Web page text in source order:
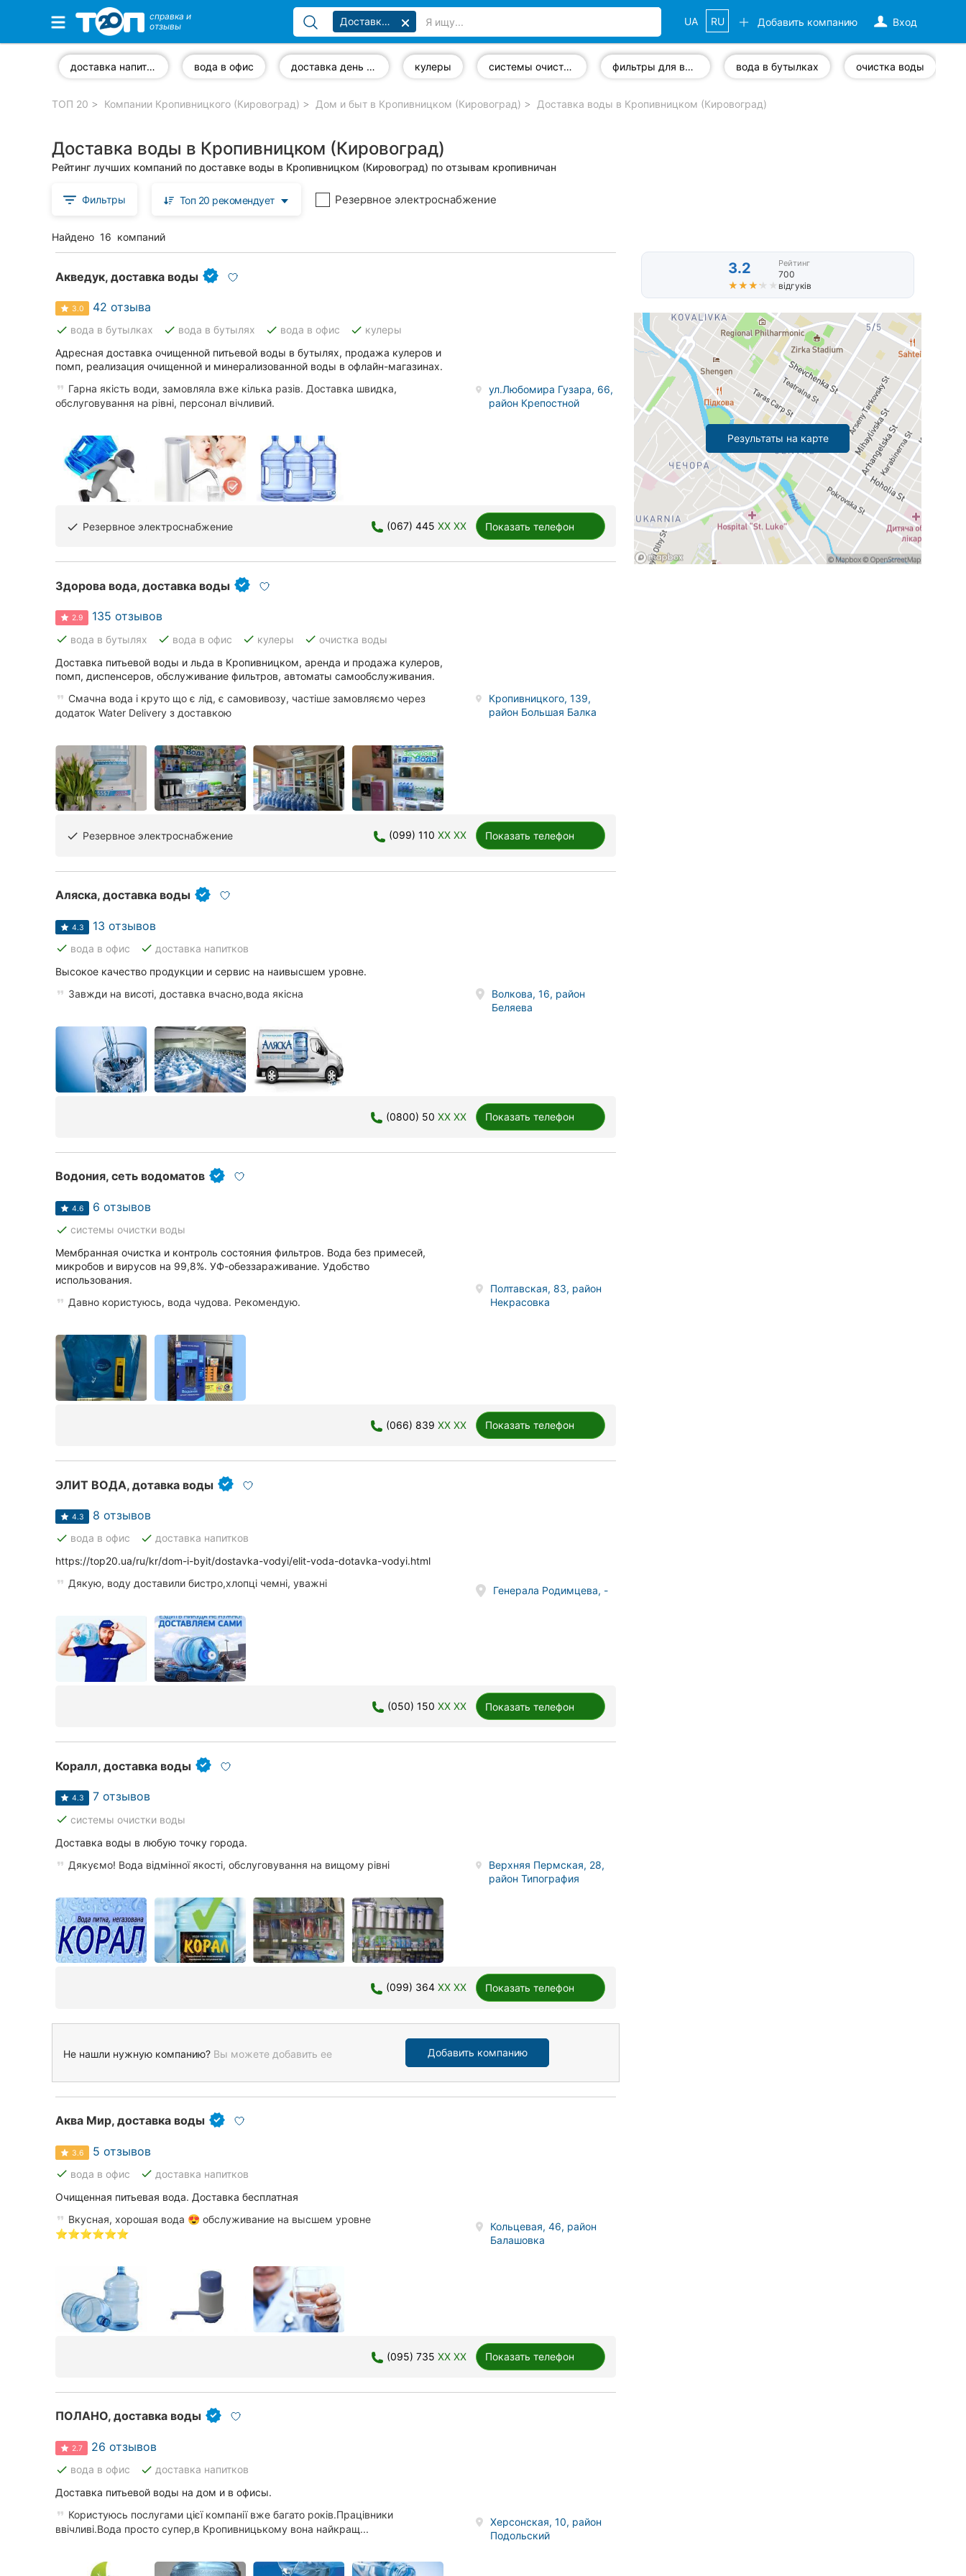
Избранные компании
Стоматологии
Ветеринарные клиники
Автошколы
Рестораны
Все рубрики
Все города:
Кропивницкий
Житомир
Тернополь
Хмельницкий
Одесса
Харьков
Запорожье
Днепр
Кривой Рог
Николаев
Чернигов
Черкассы
Черновцы
Ужгород
справка и
отзывы
Вход
Добавить компанию
UA RU
Доставка воды
доставка напитков вода в офис доставка день в день кулеры системы очистки воды фильтры для воды вода в бутылках очистка воды
ТОП 20 Компании Кропивницкого (Кировоград) Дом и быт в Кропивницком (Кировоград) Доставка воды в Кропивницком (Кировоград)
Доставка воды в Кропивницком (Кировоград)
Рейтинг лучших компаний по доставке воды в Кропивницком (Кировоград) по отзывам кропивничан
Фильтры Топ 20 рекомендует Резервное электроснабжение
Найдено 16 компаний
Акведук, доставка воды
3.0 42 отзыва
done вода в бутылках done вода в бутылях done вода в офис done кулеры
Адресная доставка очищенной питьевой воды в бутылях, продажа кулеров и
помп, реализация очищенной и минерализованной воды в офлайн-магазинах.
Гарна якість води, замовляла вже кілька разів. Доставка швидка,
обслуговування на рівні, персонал вічливий.
ул.Любомира Гузара, 66,
район Крепостной
done Резервное электроснабжение (067) 445 XX XX Показать телефон
Здорова вода, доставка воды
2.9 135 отзывов
done вода в бутылях done вода в офис done кулеры done очистка воды
Доставка питьевой воды и льда в Кропивницком, аренда и продажа кулеров,
помп, диспенсеров, обслуживание фильтров, автоматы самообслуживания.
Смачна вода і круто що є лід, є самовивозу, частіше замовляємо через
додаток Water Delivery з доставкою
Кропивницкого, 139,
район Большая Балка
done Резервное электроснабжение (099) 110 XX XX Показать телефон
Аляска, доставка воды
4.3 13 отзывов
done вода в офис done доставка напитков
Высокое качество продукции и сервис на наивысшем уровне.
Завжди на висоті, доставка вчасно,вода якісна
Волкова, 16, район
Беляева
(0800) 50 XX XX Показать телефон
Водония, сеть водоматов
4.6 6 отзывов
done системы очистки воды
Мембранная очистка и контроль состояния фильтров. Вода без примесей,
микробов и вирусов на 99,8%. УФ-обеззараживание. Удобство
использования.
Давно користуюсь, вода чудова. Рекомендую.
Полтавская, 83, район
Некрасовка
(066) 839 XX XX Показать телефон
ЭЛИТ ВОДА, дотавка воды
4.3 8 отзывов
done вода в офис done доставка напитков
https://top20.ua/ru/kr/dom-i-byit/dostavka-vodyi/elit-voda-dotavka-vodyi.html
Дякую, воду доставили бистро,хлопці чемні, уважні
Генерала Родимцева, -
(050) 150 XX XX Показать телефон
Коралл, доставка воды
4.3 7 отзывов
done системы очистки воды
Доставка воды в любую точку города.
Дякуємо! Вода відмінної якості, обслуговування на вищому рівні
Верхняя Пермская, 28,
район Типография
(099) 364 XX XX Показать телефон
Не нашли нужную компанию? Вы можете добавить ее Добавить компанию
Аква Мир, доставка воды
3.6 5 отзывов
done вода в офис done доставка напитков
Очищенная питьевая вода. Доставка бесплатная
Вкусная, хорошая вода 😍 обслуживание на высшем уровне
⭐️⭐️⭐️⭐️⭐️⭐️
Кольцевая, 46, район
Балашовка
(095) 735 XX XX Показать телефон
ПОЛАНО, доставка воды
2.7 26 отзывов
done вода в офис done доставка напитков
Доставка питьевой воды на дом и в офисы.
Користуюсь послугами цієї компанії вже багато років.Працівники
ввічливі.Вода просто супер,в Кропивницькому вона найкращ...
Херсонская, 10, район
Подольский
3.2
★★★★★
★★★★★
Рейтинг
700
відгуків
Результаты на карте